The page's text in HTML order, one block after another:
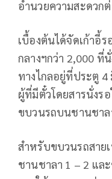
อำนวยความสะดวกต่
เบื้องต้นได้จัดเก้าอี้
กลางฯกว่า 2,000 ที่
ทางไกลอยู่ที่ประตู
ผู้ที่มีตั๋วโดยสารนั่งร
ขบวนรถบนชานชา
สำหรับขบวนรถสาย
ชานชาลา 1 – 2 แล